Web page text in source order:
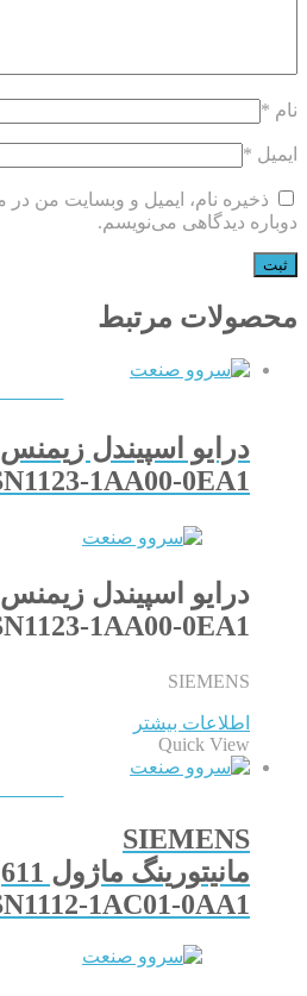
نام *
ایمیل *
ذخیره نام، ایمیل و وبسایت من در
دوباره دیدگاهی می‌نویسم.
محصولات مرتبط
درایو اسپیندل زیمنس611 160A
1AA00-0EA1
درایو اسپیندل زیمنس611 160A
1AA00-0EA1
SIEMENS
اطلاعات بیشتر
Quick View
SIEMENS
مانیتورینگ ماژول 611
1AC01-0AA1